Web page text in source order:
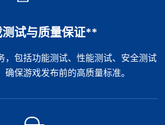
试与质量保证**
，包括功能测试、性能测试、安全测试
确保游戏发布前的高质量标准。